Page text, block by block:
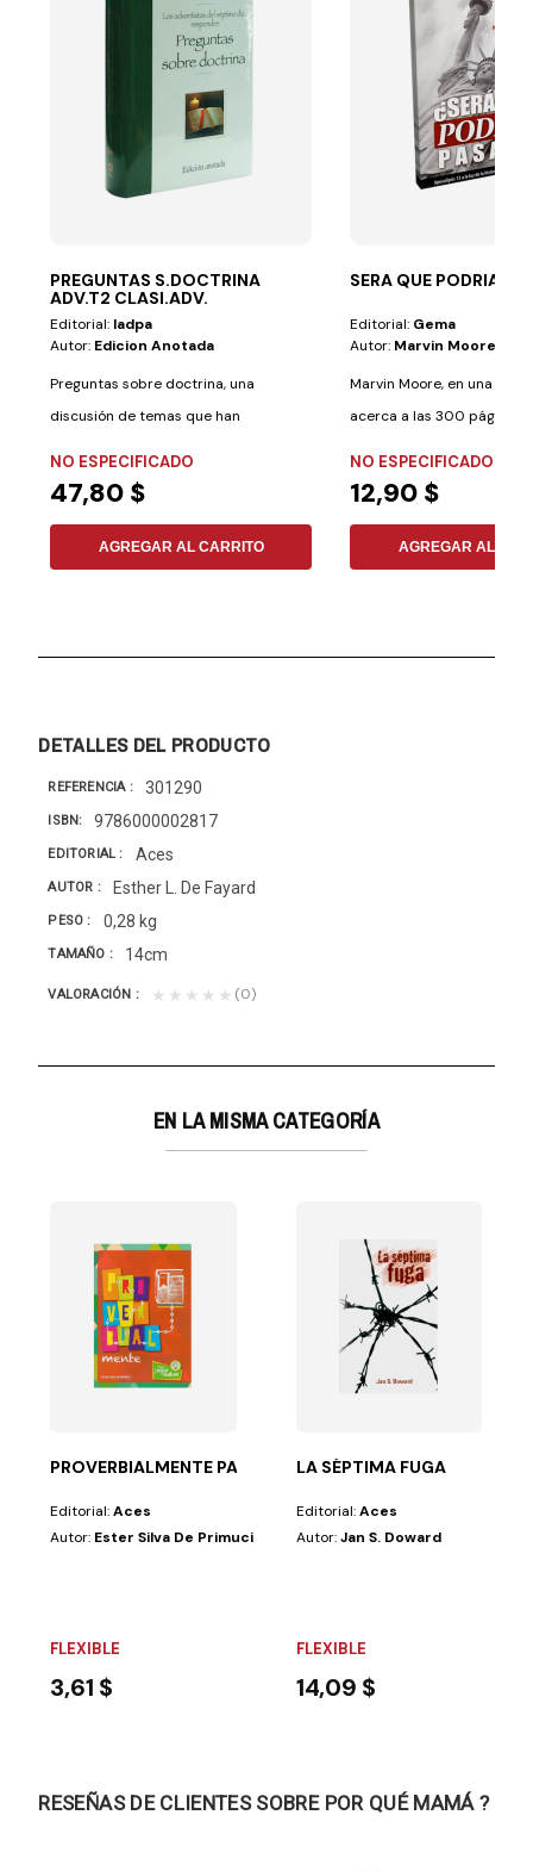
PREGUNTAS S.DOCTRINA
ADV.T2 CLASI.ADV.
Editorial: Iadpa
Autor: Edicion Anotada
Preguntas sobre doctrina, una
discusión de temas que han
NO ESPECIFICADO
47,80 $
AGREGAR AL CARRITO
SERA QUE PODRIA
Editorial: Gema
Autor: Marvin Moore
Marvin Moore, en una obra
acerca a las 300 páginas,
NO ESPECIFICADO
12,90 $
AGREGAR AL
DETALLES DEL PRODUCTO
REFERENCIA 301290
ISBN 9786000002817
EDITORIAL Aces
AUTOR Esther L. De Fayard
PESO 0,28 kg
TAMAÑO 14cm
VALORACIÓN ★★★★★ (0)
EN LA MISMA CATEGORÍA
sus antojos?—No,...
PROVERBIALMENTE PARA SABER Y JUGAR
Editorial:Aces
Autor: Ester Silva De Primuci
FLEXIBLE
3,61 $
LA SÉPTIMA FUGA
Editorial:Aces
Autor:Jan S. Doward
FLEXIBLE
14,09 $
RESEÑAS DE CLIENTES SOBRE POR QUÉ MAMÁ ?